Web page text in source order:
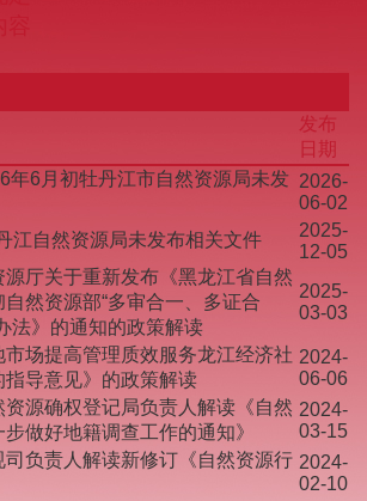
发布
日期
年6月初牡丹江市自然资源局未发 2026-
06-02
江自然资源局未发布相关文件
2025-
12-05
厅关于重新发布《黑龙江省自然
然资源部“多审合一、多证合
法》的通知的政策解读
2025-
03-03
市场提高管理质效服务龙江经济社
导意见》的政策解读
2024-
06-06
资源确权登记局负责人解读《自然
做好地籍调查工作的通知》
2024-
03-15
司负责人解读新修订《自然资源行 2024-
02-10